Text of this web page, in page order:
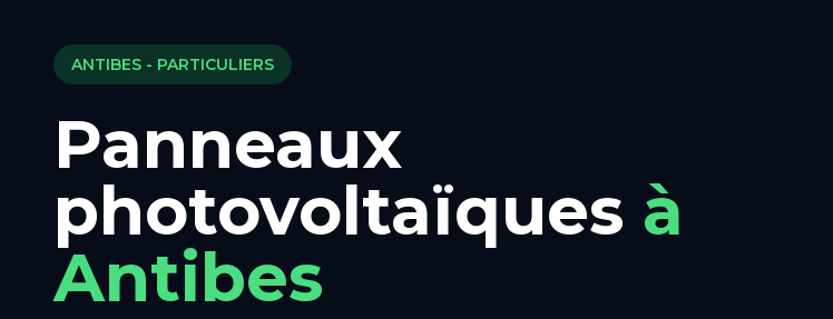
ANTIBES - PARTICULIERS
Panneaux
photovoltaïques à
Antibes